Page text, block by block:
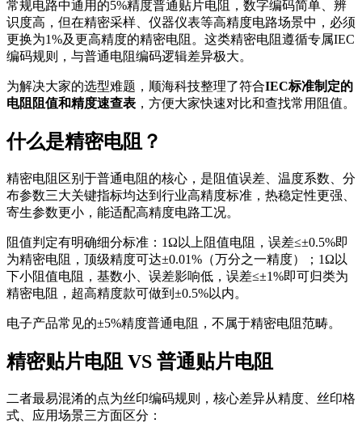
常规电路中通用的5%精度普通贴片电阻，数字编码简单、辨
识度高，但在精密采样、仪器仪表等高精度电路场景中，必须
更换为1%及更高精度的精密电阻。这类精密电阻遵循专属IEC
编码规则，与普通电阻编码逻辑差异极大。
为解决大家的选型难题，顺海科技整理了符合IEC标准制定的
电阻阻值和精度速查表 ，方便大家快速对比和查找常用阻值。
什么是精密电阻？
精密电阻区别于普通电阻的核心，是阻值误差、温度系数、分
布参数三大关键指标均达到行业高精度标准，热稳定性更强、
寄生参数更小，能适配高精度电路工况。
阻值判定有明确细分标准：1Ω以上阻值电阻，误差≤±0.5%即
为精密电阻，顶级精度可达±0.01%（万分之一精度）；1Ω以
下小阻值电阻，基数小、误差影响低，误差≤±1%即可归类为
精密电阻，超高精度款可做到±0.5%以内。
电子产品常见的±5%精度普通电阻，不属于精密电阻范畴。
精密贴片电阻 VS 普通贴片电阻
二者最易混淆的点为丝印编码规则，核心差异从精度、丝印格
式、应用场景三方面区分：